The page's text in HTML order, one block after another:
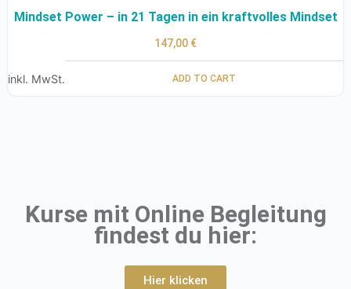
Mindset Power – in 21 Tagen in ein kraftvolles Mindset
147,00 €
inkl. MwSt. ADD TO CART
Kurse mit Online Begleitung
findest du hier:
Hier klicken